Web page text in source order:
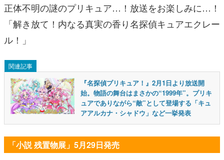
正体不明の謎のプリキュア…！放送をお楽しみに…！
「解き放て！内なる真実の香り名探偵キュアエクレー
ル！」
関連記事
『名探偵プリキュア！』2月1日より放送開
始。物語の舞台はまさかの“1999年”。プリキ
ュアでありながら“敵”として登場する「キュ
アアルカナ・シャドウ」など一挙発表
「小説 残置物展」5月29日発売